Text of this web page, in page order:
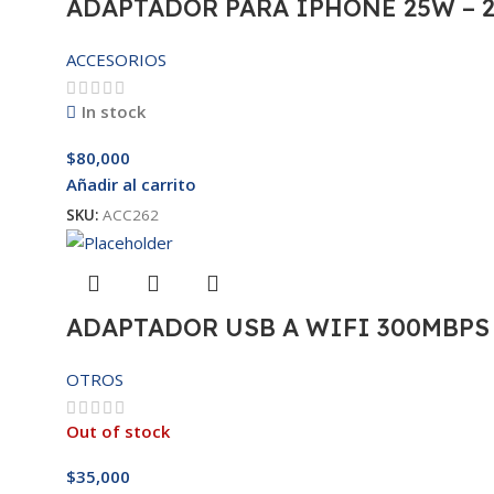
ADAPTADOR PARA IPHONE 25W –
ACCESORIOS
In stock
$80,000
Añadir al carrito
SKU: ACC262
ADAPTADOR USB A WIFI 300MBPS
OTROS
Out of stock
$35,000